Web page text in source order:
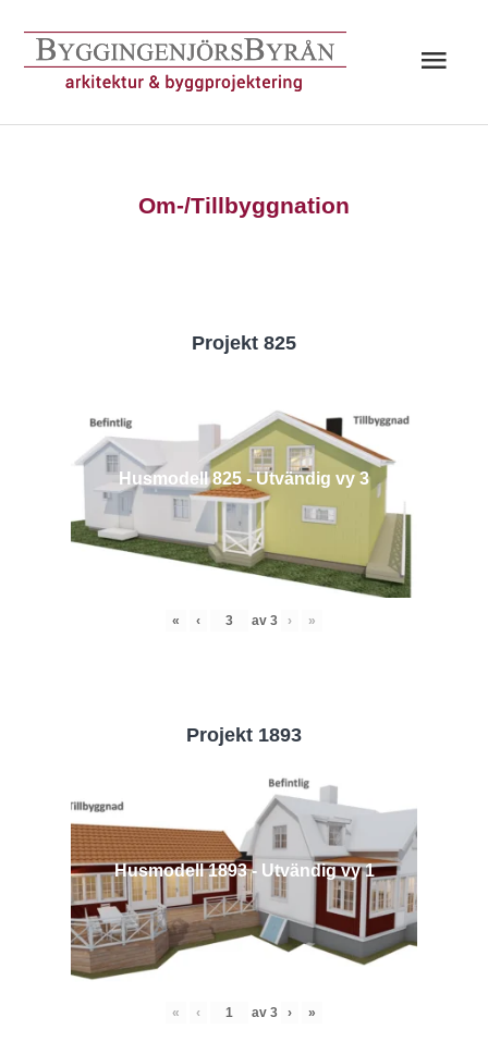
innehåll
Om-/Tillbyggnation
Projekt 825
Husmodell 825 - Utvändig vy 3
« ‹ av 3 › »
Projekt 1893
Husmodell 1893 - Utvändig vy 1
« ‹ av 3 › »